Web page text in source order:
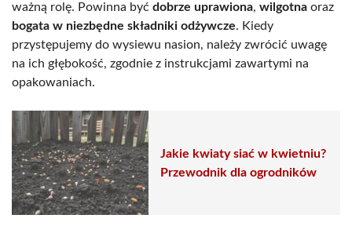
ważną rolę. Powinna być dobrze uprawiona, wilgotna oraz
bogata w niezbędne składniki odżywcze. Kiedy
przystępujemy do wysiewu nasion, należy zwrócić uwagę
na ich głębokość, zgodnie z instrukcjami zawartymi na
opakowaniach.
Jakie kwiaty siać w kwietniu?
Przewodnik dla ogrodników